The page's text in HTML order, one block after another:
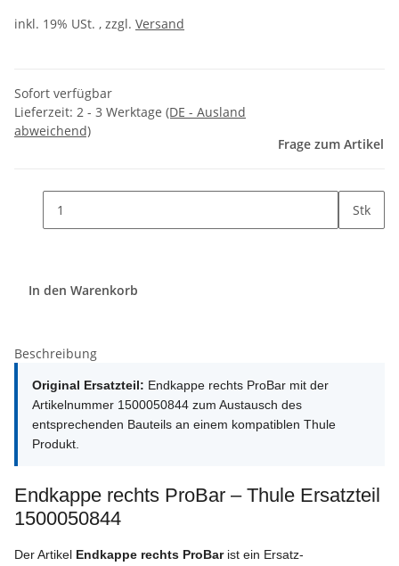
inkl. 19% USt. , zzgl. Versand
Sofort verfügbar
Lieferzeit: 2 - 3 Werktage (DE - Ausland
abweichend)
Frage zum Artikel
Stk
In den Warenkorb
Beschreibung
Original Ersatzteil: Endkappe rechts ProBar mit der
Artikelnummer 1500050844 zum Austausch des
entsprechenden Bauteils an einem kompatiblen Thule
Produkt.
Endkappe rechts ProBar – Thule Ersatzteil
1500050844
Der Artikel Endkappe rechts ProBarist ein Ersatz-